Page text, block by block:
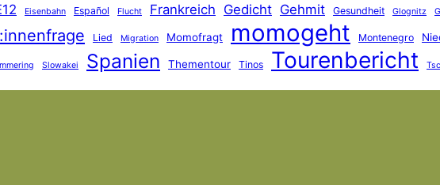
Eisenbahn Español Flucht Frankreich Gedicht Gehmit Gesundheit Glognitz
Lied Migration Momofragt momogeht Montenegro
Slowakei Spanien Thementour Tinos Tourenbericht